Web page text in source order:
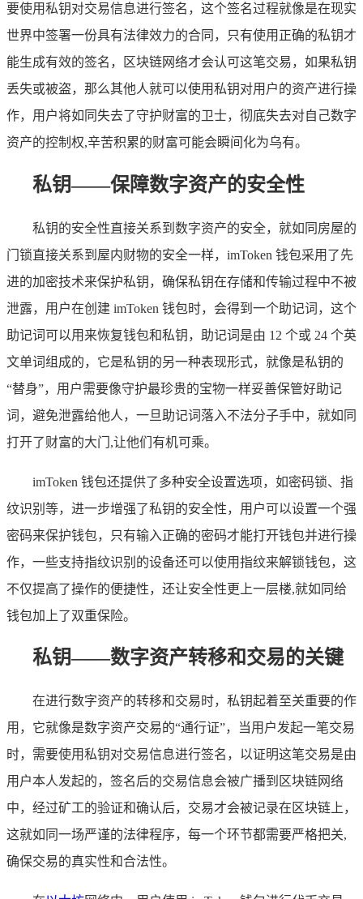
要使用私钥对交易信息进行签名，这个签名过程就像是在现实
世界中签署一份具有法律效力的合同，只有使用正确的私钥才
能生成有效的签名，区块链网络才会认可这笔交易，如果私钥
丢失或被盗，那么其他人就可以使用私钥对用户的资产进行操
作，用户将如同失去了守护财富的卫士，彻底失去对自己数字
资产的控制权,辛苦积累的财富可能会瞬间化为乌有。
私钥——保障数字资产的安全性
私钥的安全性直接关系到数字资产的安全，就如同房屋的
门锁直接关系到屋内财物的安全一样，imToken 钱包采用了先
进的加密技术来保护私钥，确保私钥在存储和传输过程中不被
泄露，用户在创建 imToken 钱包时，会得到一个助记词，这个
助记词可以用来恢复钱包和私钥，助记词是由 12 个或 24 个英
文单词组成的，它是私钥的另一种表现形式，就像是私钥的
“替身”，用户需要像守护最珍贵的宝物一样妥善保管好助记
词，避免泄露给他人，一旦助记词落入不法分子手中，就如同
打开了财富的大门,让他们有机可乘。
imToken 钱包还提供了多种安全设置选项，如密码锁、指
纹识别等，进一步增强了私钥的安全性，用户可以设置一个强
密码来保护钱包，只有输入正确的密码才能打开钱包并进行操
作，一些支持指纹识别的设备还可以使用指纹来解锁钱包，这
不仅提高了操作的便捷性，还让安全性更上一层楼,就如同给
钱包加上了双重保险。
私钥——数字资产转移和交易的关键
在进行数字资产的转移和交易时，私钥起着至关重要的作
用，它就像是数字资产交易的“通行证”，当用户发起一笔交易
时，需要使用私钥对交易信息进行签名，以证明这笔交易是由
用户本人发起的，签名后的交易信息会被广播到区块链网络
中，经过矿工的验证和确认后，交易才会被记录在区块链上，
这就如同一场严谨的法律程序，每一个环节都需要严格把关,
确保交易的真实性和合法性。